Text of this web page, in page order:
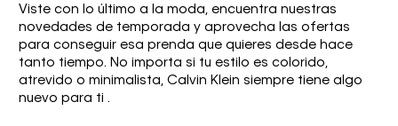
Viste con lo último a la moda, encuentra nuestras
novedades de temporada y aprovecha las ofertas
para conseguir esa prenda que quieres desde hace
tanto tiempo. No importa si tu estilo es colorido,
atrevido o minimalista, Calvin Klein siempre tiene algo
nuevo para ti .